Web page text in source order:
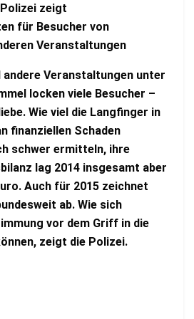
zeigt
für Besucher von
Veranstaltungen
Veranstaltungen unter
locken viele Besucher –
Wie viel die Langfinger in
finanziellen Schaden
schwer ermitteln, ihre
lag 2014 insgesamt aber
Auch für 2015 zeichnet
ab. Wie sich
vor dem Griff in die
zeigt die Polizei.